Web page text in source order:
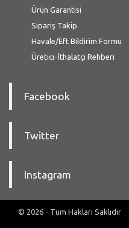
Ürün Garantisi
Sipariş Takip
Havale/Eft Bildirim Formu
Üretici-İthalatçi Rehberi
Facebook
Twitter
Instagram
© 2026 - Tüm Hakları Saklıdır